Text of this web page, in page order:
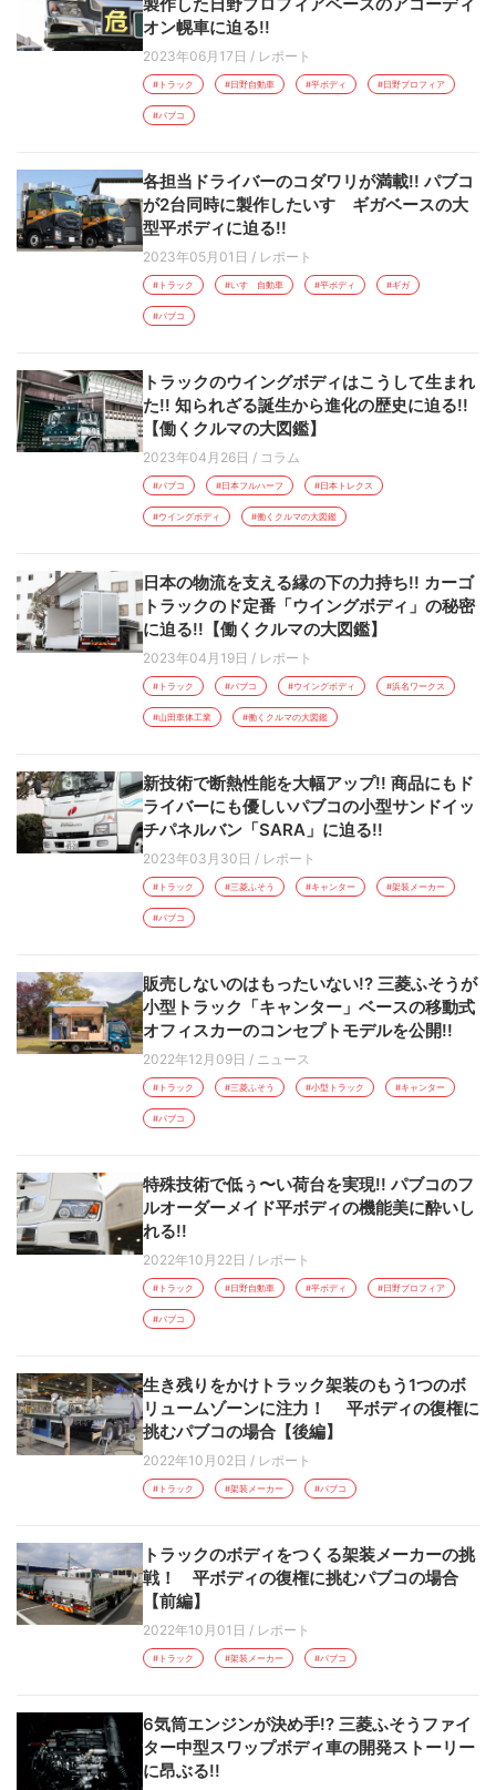
オン幌車に迫る!!
2023年06月17日 / レポート
#トラック #日野自動車 #平ボディ #日野プロフィア
#パブコ
各担当ドライバーのコダワリが満載!! パブコ
が2台同時に製作したいすゞギガベースの大
型平ボディに迫る!!
2023年05月01日 / レポート
#トラック #いすゞ自動車 #平ボディ #ギガ
#パブコ
トラックのウイングボディはこうして生まれ
た!! 知られざる誕生から進化の歴史に迫る!!
【働くクルマの大図鑑】
2023年04月26日 / コラム
#パブコ #日本フルハーフ #日本トレクス
#ウイングボディ #働くクルマの大図鑑
日本の物流を支える縁の下の力持ち!! カーゴ
トラックのド定番「ウイングボディ」の秘密
に迫る!!【働くクルマの大図鑑】
2023年04月19日 / レポート
#トラック #パブコ #ウイングボディ #浜名ワークス
#山田車体工業 #働くクルマの大図鑑
新技術で断熱性能を大幅アップ!! 商品にもド
ライバーにも優しいパブコの小型サンドイッ
チパネルバン「SARA」に迫る!!
2023年03月30日 / レポート
#トラック #三菱ふそう #キャンター #架装メーカー
#パブコ
販売しないのはもったいない!? 三菱ふそうが
小型トラック「キャンター」ベースの移動式
オフィスカーのコンセプトモデルを公開!!
2022年12月09日 / ニュース
#トラック #三菱ふそう #小型トラック #キャンター
#パブコ
特殊技術で低ぅ〜い荷台を実現!! パブコのフ
ルオーダーメイド平ボディの機能美に酔いし
れる!!
2022年10月22日 / レポート
#トラック #日野自動車 #平ボディ #日野プロフィア
#パブコ
生き残りをかけトラック架装のもう1つのボ
リュームゾーンに注力！ 平ボディの復権に
挑むパブコの場合【後編】
2022年10月02日 / レポート
#トラック #架装メーカー #パブコ
トラックのボディをつくる架装メーカーの挑
戦！ 平ボディの復権に挑むパブコの場合
【前編】
2022年10月01日 / レポート
#トラック #架装メーカー #パブコ
6気筒エンジンが決め手!? 三菱ふそうファイ
ター中型スワップボディ車の開発ストーリー
に昂ぶる!!